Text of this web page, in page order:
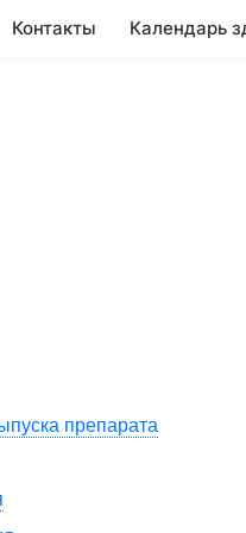
Контакты Календарь
препарата